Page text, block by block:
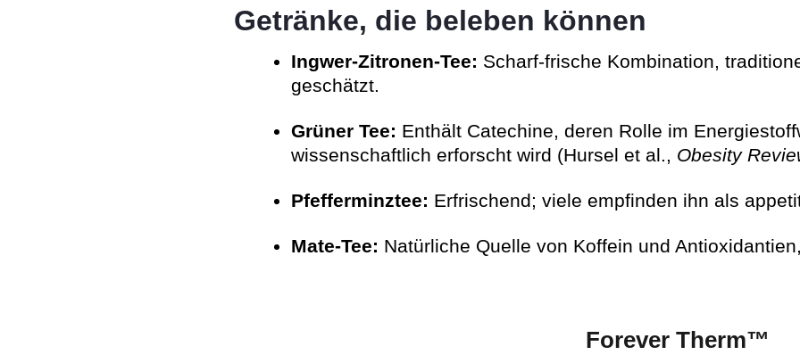
Getränke, die beleben können
Ingwer-Zitronen-Tee: Scharf-frische Kombination,
geschätzt.
Grüner Tee: Enthält Catechine, deren Rolle im
wissenschaftlich erforscht wird (Hursel et al., Obesity
Pfefferminztee: Erfrischend; viele empfinden ihn als
Mate-Tee: Natürliche Quelle von Koffein und
Forever Therm™